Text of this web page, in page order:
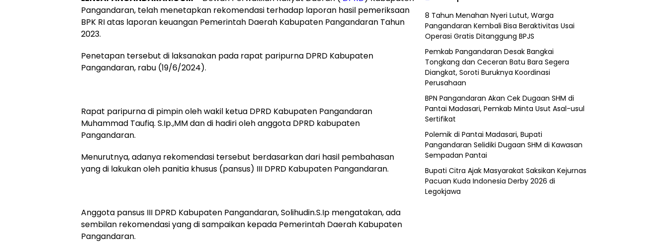
Pangandaran, telah menetapkan rekomendasi terhadap laporan hasil pemeriksaan
BPK RI atas laporan keuangan Pemerintah Daerah Kabupaten Pangandaran Tahun
2023.
Penetapan tersebut di laksanakan pada rapat paripurna DPRD Kabupaten
Pangandaran, rabu (19/6/2024).
Rapat paripurna di pimpin oleh wakil ketua DPRD Kabupaten Pangandaran
Muhammad Taufiq. S.Ip.,MM dan di hadiri oleh anggota DPRD kabupaten
Pangandaran.
Menurutnya, adanya rekomendasi tersebut berdasarkan dari hasil pembahasan
yang di lakukan oleh panitia khusus (pansus) III DPRD Kabupaten Pangandaran.
Anggota pansus III DPRD Kabupaten Pangandaran, Solihudin.S.Ip mengatakan, ada
sembilan rekomendasi yang di sampaikan kepada Pemerintah Daerah Kabupaten
Pangandaran.
8 Tahun Menahan Nyeri Lutut, Warga
Pangandaran Kembali Bisa Beraktivitas Usai
Operasi Gratis Ditanggung BPJS
Pemkab Pangandaran Desak Bangkai
Tongkang dan Ceceran Batu Bara Segera
Diangkat, Soroti Buruknya Koordinasi
Perusahaan
BPN Pangandaran Akan Cek Dugaan SHM di
Pantai Madasari, Pemkab Minta Usut Asal-usul
Sertifikat
Polemik di Pantai Madasari, Bupati
Pangandaran Selidiki Dugaan SHM di Kawasan
Sempadan Pantai
Bupati Citra Ajak Masyarakat Saksikan Kejurnas
Pacuan Kuda Indonesia Derby 2026 di
Legokjawa